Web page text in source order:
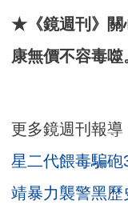
★《鏡週刊》關
康無價不容毒噬
更多鏡週刊報導
星二代餵毒騙
靖暴力襲警黑歷